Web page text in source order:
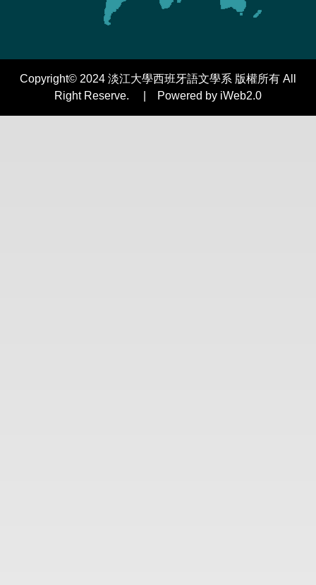
Copyright© 2024 淡江大學西班牙語文學系 版權所有 All
Right Reserve. | Powered by iWeb2.0